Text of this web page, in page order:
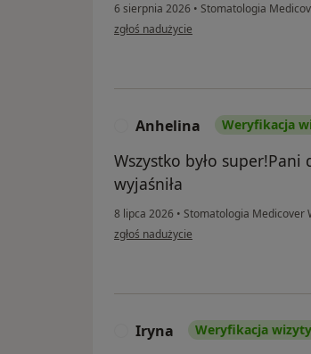
6 sierpnia 2026 • Stomatologia
w opinii użytkownika Vadym
zgłoś nadużycie
Anhelina Weryfikacja
Wszystko było
wyjaśniła
8 lipca 2026 • Stomatologia Medicover
w opinii użytkownika Anhelina
zgłoś nadużycie
Iryna Weryfikacja wizyty